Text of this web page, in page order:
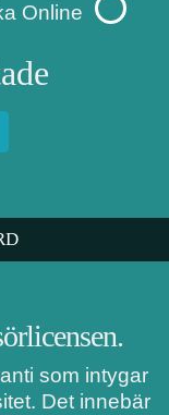
Online
som intygar
Det innebär